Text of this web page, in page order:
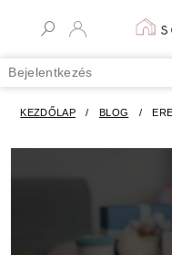
Bejelentkezés
KEZDŐLAP / BLOG /